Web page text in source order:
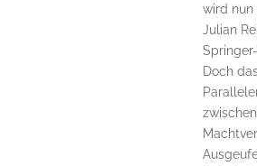
wird nun
Julian
Doch